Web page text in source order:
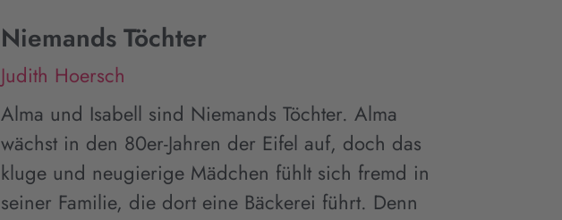
Niemands Töchter
Judith Hoersch
Alma und Isabell sind Niemands Töchter. Alma
wächst in den 80er-Jahren der Eifel auf, doch das
kluge und neugierige Mädchen fühlt sich fremd in
seiner Familie, die dort eine Bäckerei führt. Denn